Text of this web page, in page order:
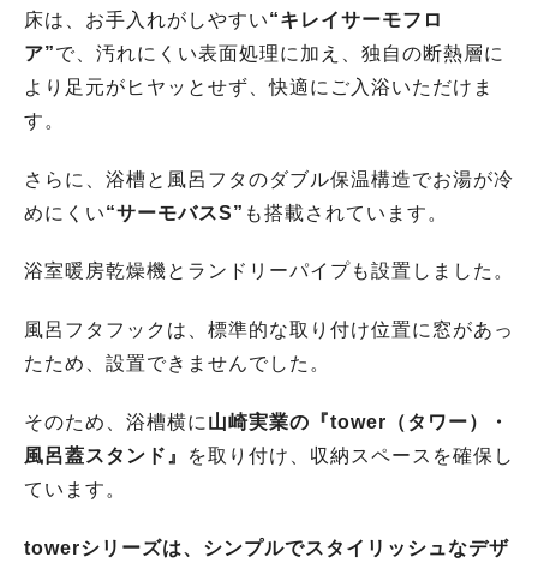
床は、お手入れがしやすい“キレイサーモフロ
ア”で、汚れにくい表面処理に加え、独自の断熱層に
より足元がヒヤッとせず、快適にご入浴いただけま
す。
さらに、浴槽と風呂フタのダブル保温構造でお湯が冷
めにくい“サーモバスS” も搭載されています。
浴室暖房乾燥機とランドリーパイプも設置しました。
風呂フタフックは、標準的な取り付け位置に窓があっ
たため、設置できませんでした。
そのため、浴槽横に 山崎実業の『tower（タワー）・
風呂蓋スタンド』
を取り付け、収納スペースを確保し
ています。
towerシリーズは、シンプルでスタイリッシュなデザ